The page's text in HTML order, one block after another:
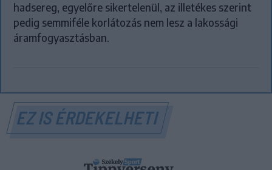
hadsereg, egyelőre sikertelenül, az illetékes szerint
pedig semmiféle korlátozás nem lesz a lakossági
áramfogyasztásban.
EZ IS ÉRDEKELHETI